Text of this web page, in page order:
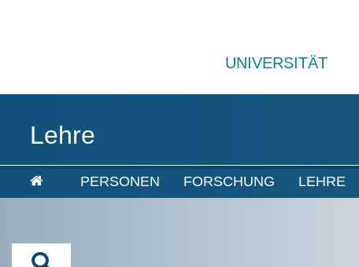
UNIVERSITÄT
Lehre
PERSONEN FORSCHUNG LEHRE